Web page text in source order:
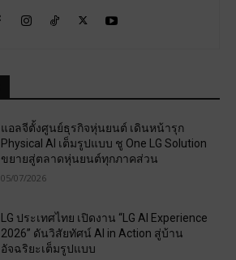
แอลจีตั้งศูนย์ธุรกิจหุ่นยนต์ เดินหน้ารุก
Physical AI เต็มรูปแบบ ชู One LG Solution
ขยายสู่ตลาดหุ่นยนต์ทุกภาคส่วน
05/07/2026
LG ประเทศไทย เปิดงาน “LG AI Experience
2026” ดันวิสัยทัศน์ AI in Action สู่บ้าน
อัจฉริยะเต็มรูปแบบ